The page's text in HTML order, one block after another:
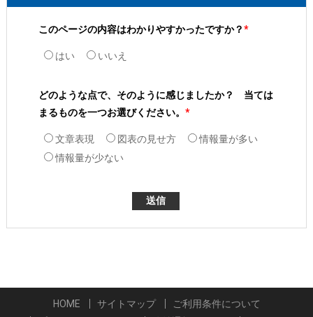
このページの内容はわかりやすかったですか？*
はい いいえ
どのような点で、そのように感じましたか？ 当ては
まるものを一つお選びください。 *
文章表現 図表の見せ方
情報量が多い
情報量が少ない
HOME サイトマップ
ご利用条件について